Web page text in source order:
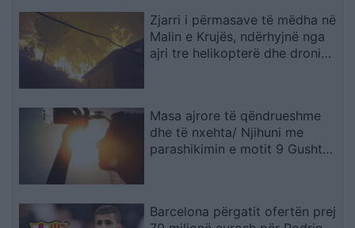
Zjarri i përmasave të mëdha në
Malin e Krujës, ndërhyjnë nga
ajri tre helikopterë dhe droni
Masa ajrore të qëndrueshme
dhe të nxehta/ Njihuni me
parashikimin e motit 9 Gusht
Barcelona përgatit ofertën prej